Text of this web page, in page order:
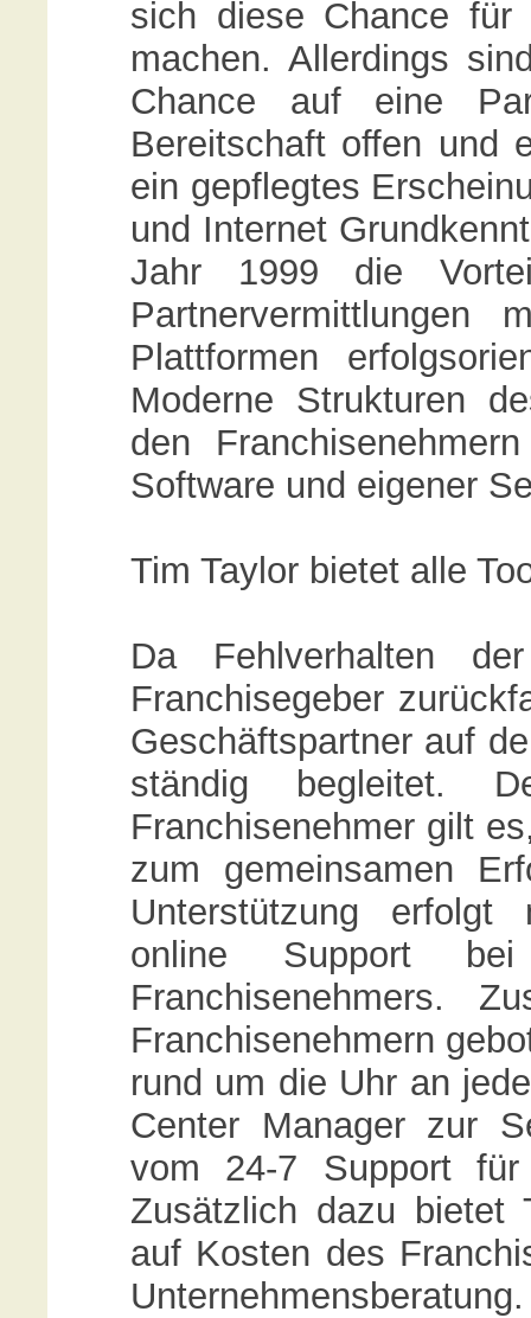
sich diese Chance
machen. Allerdings
Chance auf eine
Bereitschaft offen und
ein gepflegtes
und Internet
Jahr 1999 die
Plattformen
Moderne Strukturen
den
Software und eigener
Tim Taylor bietet alle
Da Fehlverhalten
Franchisegeber
Geschäftspartner auf
ständig begleitet.
Franchisenehmer gilt
zum gemeinsamen
Unterstützung
online Support
Franchisenehmers.
Franchisenehmern
rund um die Uhr an
Center Manager zur
vom 24-7 Support für
Zusätzlich dazu bietet
auf Kosten des
Unternehmensberatung.